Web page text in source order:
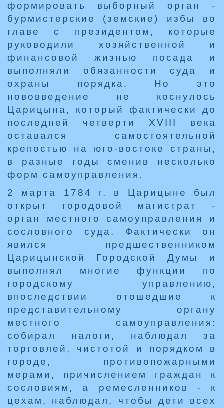
формировать выборный орган -
бурмистерские (земские) избы во
главе с президентом, которые
руководили хозяйственной и
финансовой жизнью посада и
выполняли обязанности суда и
охраны порядка. Но это
нововведение не коснулось
Царицына, который фактически до
последней четверти XVIII века
оставался самостоятельной
крепостью на юго-востоке страны,
в разные годы сменив несколько
форм самоуправления.
2 марта 1784 г. в Царицыне был
открыт городовой магистрат -
орган местного самоуправления и
сословного суда. Фактически он
явился предшественником
Царицынской Городской Думы и
выполнял многие функции по
городскому управлению,
впоследствии отошедшие к
представительному органу
местного самоуправления:
собирал налоги, наблюдал за
торговлей, чистотой и порядком в
городе, противопожарными
мерами, причислением граждан к
сословиям, а ремесленников - к
цехам, наблюдал, чтобы дети всех